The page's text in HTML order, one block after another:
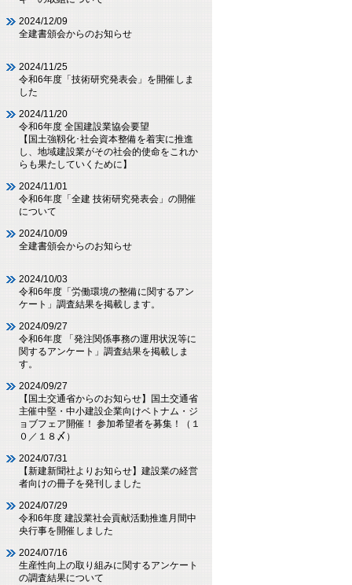
2024/12/09
全建書頒会からのお知らせ
2024/11/25
令和6年度「技術研究発表会」を開催しま
した
2024/11/20
令和6年度 全国建設業協会要望
【国土強靱化･社会資本整備を着実に推進
し、地域建設業がその社会的使命をこれか
らも果たしていくために】
2024/11/01
令和6年度「全建 技術研究発表会」の開催
について
2024/10/09
全建書頒会からのお知らせ
2024/10/03
令和6年度「労働環境の整備に関するアン
ケート」調査結果を掲載します。
2024/09/27
令和6年度 「発注関係事務の運用状況等に
関するアンケート」調査結果を掲載しま
す。
2024/09/27
【国土交通省からのお知らせ】国土交通省
主催中堅・中小建設企業向けベトナム・ジ
ョブフェア開催！ 参加希望者を募集！（１
０／１８〆）
2024/07/31
【新建新聞社よりお知らせ】建設業の経営
者向けの冊子を発刊しました
2024/07/29
令和6年度 建設業社会貢献活動推進月間中
央行事を開催しました
2024/07/16
生産性向上の取り組みに関するアンケート
の調査結果について